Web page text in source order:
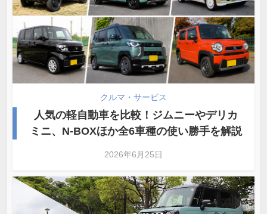
クルマ・サービス
人気の軽自動車を比較！ジムニーやデリカ
ミニ、N-BOXほか全6車種の使い勝手を解説
2026年6月25日